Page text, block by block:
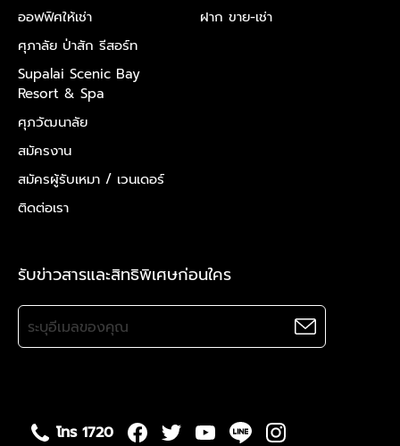
ออฟฟิศให้เช่า
ศุภาลัย ป่าสัก รีสอร์ท
Supalai Scenic Bay
Resort & Spa
ศุภวัฒนาลัย
สมัครงาน
สมัครผู้รับเหมา / เวนเดอร์
ติดต่อเรา
ฝาก ขาย-เช่า
รับข่าวสารและสิทธิพิเศษก่อนใคร
โทร 1720